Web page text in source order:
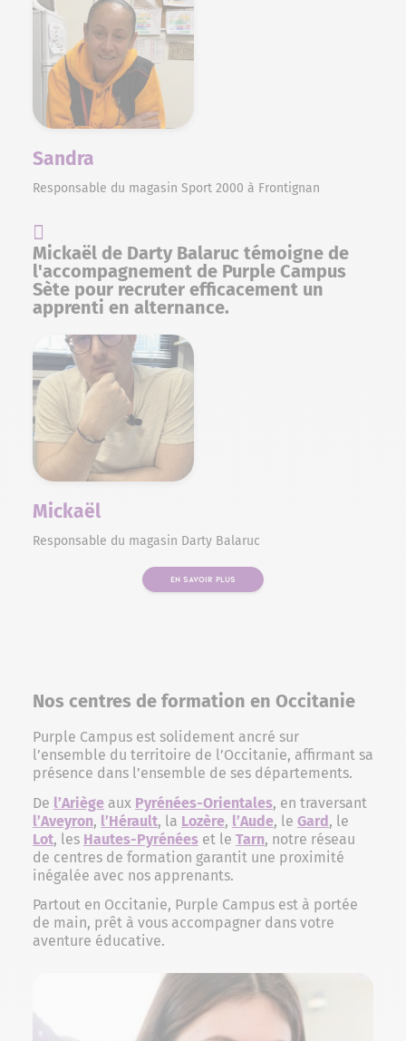
Sandra
Responsable du magasin Sport 2000 à Frontignan
Mickaël de Darty Balaruc témoigne de
l'accompagnement de Purple Campus
Sète pour recruter efficacement un
apprenti en alternance.
Mickaël
Responsable du magasin Darty Balaruc
EN SAVOIR PLUS
Nos centres de formation en Occitanie
Purple Campus est solidement ancré sur
l’ensemble du territoire de l’Occitanie, affirmant sa
présence dans l’ensemble de ses départements.
De l’Ariège aux Pyrénées-Orientales, en traversant
l’Aveyron, l’Hérault, la Lozère, l’Aude, le Gard, le
Lot, les Hautes-Pyrénées et le Tarn, notre réseau
de centres de formation garantit une proximité
inégalée avec nos apprenants.
Partout en Occitanie, Purple Campus est à portée
de main, prêt à vous accompagner dans votre
aventure éducative.